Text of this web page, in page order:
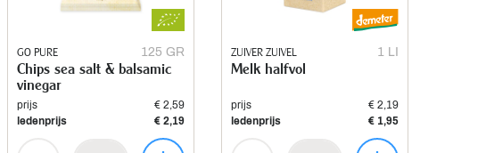
GO PURE 125 GR
Chips sea salt & balsamic
vinegar
prijs
€ 2,59
ledenprijs
€ 2,19
ZUIVER ZUIVEL 1 LI
Melk halfvol
prijs
€ 2,19
ledenprijs
€ 1,95